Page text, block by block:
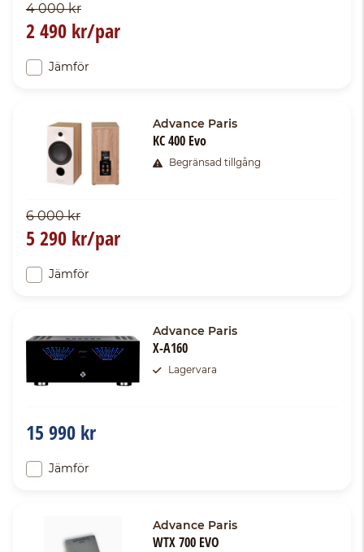
4 000 kr
2 490 kr/par
Jämför
Advance Paris
KC 400 Evo
Begränsad tillgång
6 000 kr
5 290 kr/par
Jämför
Advance Paris
X-A160
Lagervara
15 990 kr
Jämför
Advance Paris
WTX 700 EVO